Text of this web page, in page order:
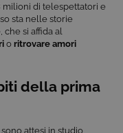
milioni di telespettatori e
sta nelle storie
si affida al
o ritrovare amori
della prima
attesi in studio